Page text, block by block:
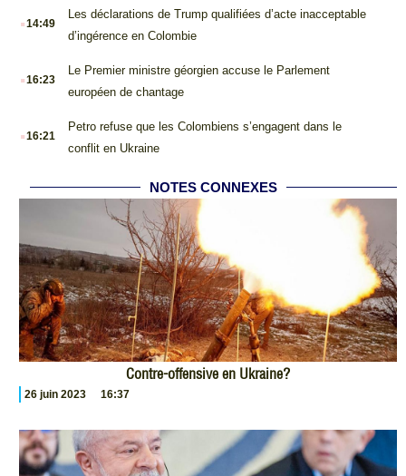
.14:49
Les déclarations de Trump qualifiées d’acte inacceptable
d’ingérence en Colombie
.16:23
Le Premier ministre géorgien accuse le Parlement
européen de chantage
.16:21
Petro refuse que les Colombiens s’engagent dans le
conflit en Ukraine
NOTES CONNEXES
Contre-offensive en Ukraine?
26 juin 2023 16:37